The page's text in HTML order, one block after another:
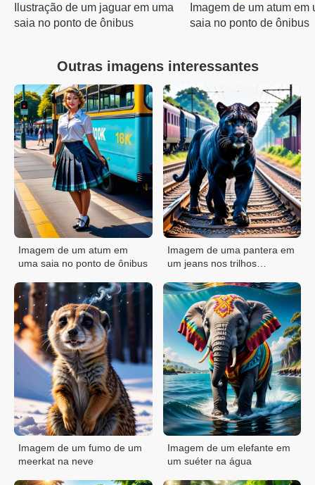
Ilustração de um jaguar em uma
saia no ponto de ônibus
Imagem de um atum em
saia no ponto de ônibus
Outras imagens interessantes
Imagem de um atum em
uma saia no ponto de ônibus
Imagem de uma pantera em
um jeans nos trilhos
Imagem de um fumo de um
meerkat na neve
Imagem de um elefante em
um suéter na água